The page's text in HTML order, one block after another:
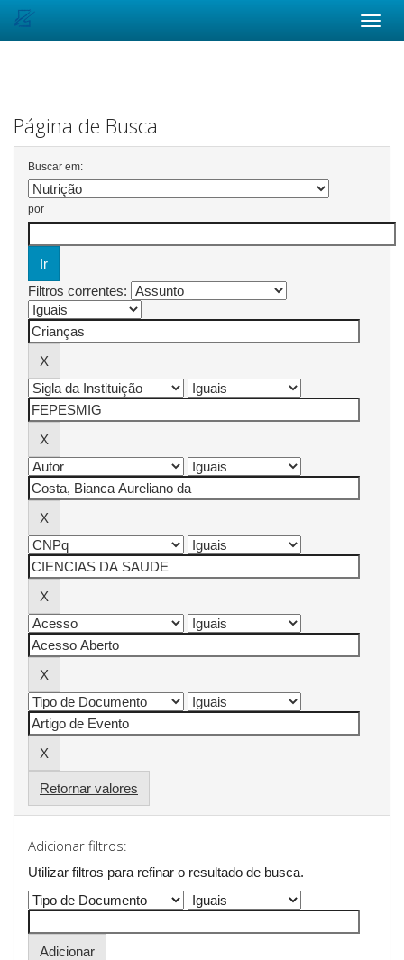
Página de Busca
Buscar em:
por
Filtros correntes:
Retornar valores
Adicionar filtros:
Utilizar filtros para refinar o resultado de busca.